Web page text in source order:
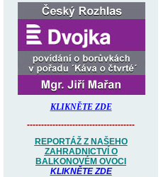
KLIKNĚTE ZDE
--------------------------------------
REPORTÁŽ Z NAŠEHO
ZAHRADNICTVÍ O
BALKONOVÉM OVOCI
KLIKNĚTE ZDE